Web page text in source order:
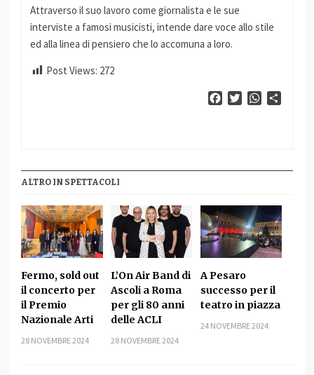
Attraverso il suo lavoro come giornalista e le sue
interviste a famosi musicisti, intende dare voce allo stile
ed alla linea di pensiero che lo accomuna a loro.
Post Views: 272
FacebookTwitterWhatsApp
ALTRO IN SPETTACOLI
Fermo, sold out
il concerto per
il Premio
Nazionale Arti
28 NOVEMBRE 2024
L’On Air Band di
Ascoli a Roma
per gli 80 anni
delle ACLI
28 NOVEMBRE 2024
A Pesaro
successo per il
teatro in piazza
24 NOVEMBRE 2024